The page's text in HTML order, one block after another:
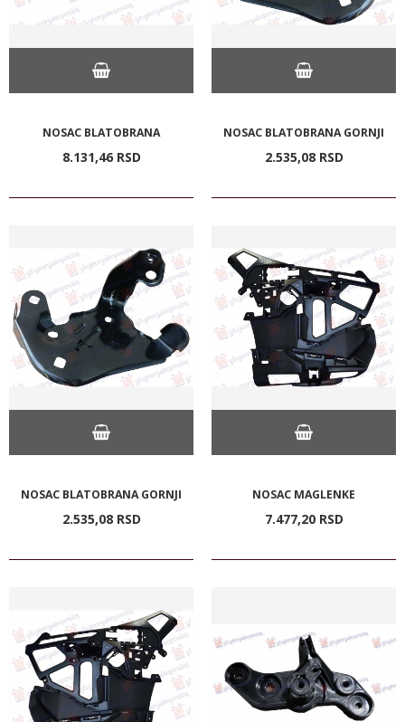
NOSAC BLATOBRANA
8.131,46 RSD
NOSAC BLATOBRANA GORNJI
2.535,08 RSD
NOSAC BLATOBRANA GORNJI
2.535,08 RSD
NOSAC MAGLENKE
7.477,20 RSD